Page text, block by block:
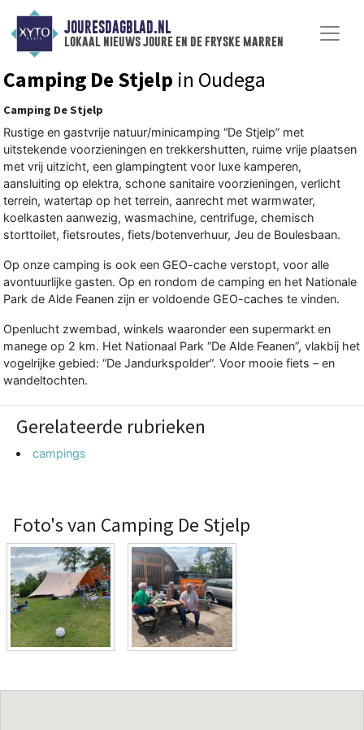
JOURESDAGBLAD.NL
lokaal nieuws joure en de fryske marren
Camping De Stjelp in Oudega
Camping De Stjelp
Rustige en gastvrije natuur/minicamping “De Stjelp” met
uitstekende voorzieningen en trekkershutten, ruime vrije plaatsen
met vrij uitzicht, een glampingtent voor luxe kamperen,
aansluiting op elektra, schone sanitaire voorzieningen, verlicht
terrein, watertap op het terrein, aanrecht met warmwater,
koelkasten aanwezig, wasmachine, centrifuge, chemisch
storttoilet, fietsroutes, fiets/botenverhuur, Jeu de Boulesbaan.
Op onze camping is ook een GEO-cache verstopt, voor alle
avontuurlijke gasten. Op en rondom de camping en het Nationale
Park de Alde Feanen zijn er voldoende GEO-caches te vinden.
Openlucht zwembad, winkels waaronder een supermarkt en
manege op 2 km. Het Nationaal Park “De Alde Feanen”, vlakbij het
vogelrijke gebied: “De Jandurkspolder”. Voor mooie fiets – en
wandeltochten.
Gerelateerde rubrieken
campings
Foto's van Camping De Stjelp